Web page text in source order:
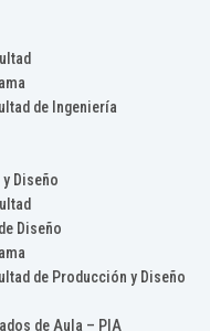
de Ingeniería
Diseño
Diseño
de Producción y Diseño
de Aula – PIA